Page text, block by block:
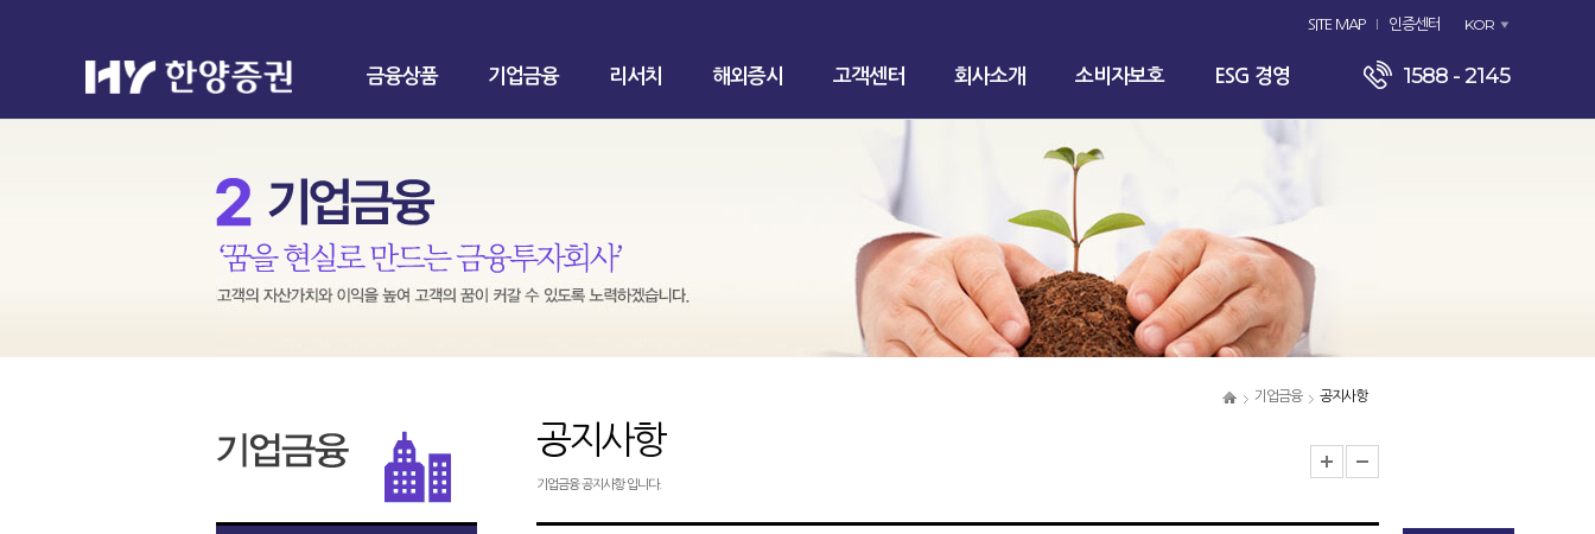
SITE MAP 인증센터 KOR
금융상품 기업금융 리서치 해외증시 고객센터 회사소개 소비자보호 ESG 경영 1588 - 2145
기업금융 공지사항
공지사항
기업금융 공지사항 입니다.